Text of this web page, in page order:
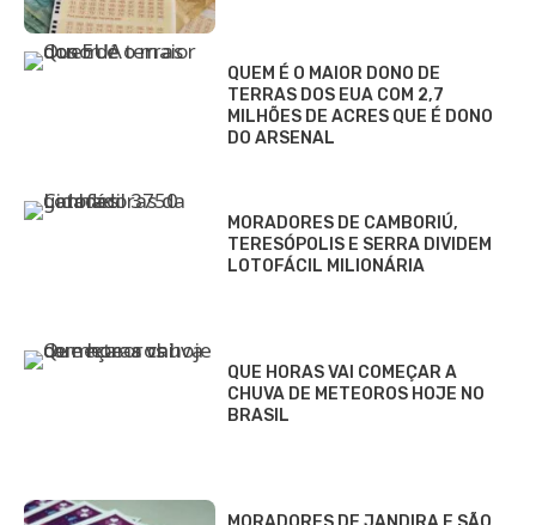
QUEM É O MAIOR DONO DE
TERRAS DOS EUA COM 2,7
MILHÕES DE ACRES QUE É DONO
DO ARSENAL
MORADORES DE CAMBORIÚ,
TERESÓPOLIS E SERRA DIVIDEM
LOTOFÁCIL MILIONÁRIA
QUE HORAS VAI COMEÇAR A
CHUVA DE METEOROS HOJE NO
BRASIL